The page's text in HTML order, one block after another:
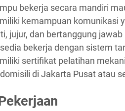
bekerja secara mandiri
kemampuan komunikasi
jujur, dan bertanggung jawab
bekerja dengan sistem
sertifikat pelatihan
di Jakarta Pusat atau